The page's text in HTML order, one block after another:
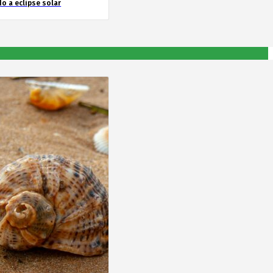
a eclipse solar